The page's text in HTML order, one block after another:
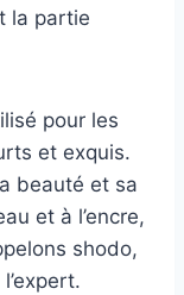
la partie
pour les
et exquis.
beauté et sa
et à l’encre,
shodo,